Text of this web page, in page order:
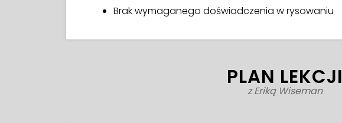
Brak wymaganego doświadczenia w rysowaniu
PLAN LEKCJI
z Eriką Wiseman